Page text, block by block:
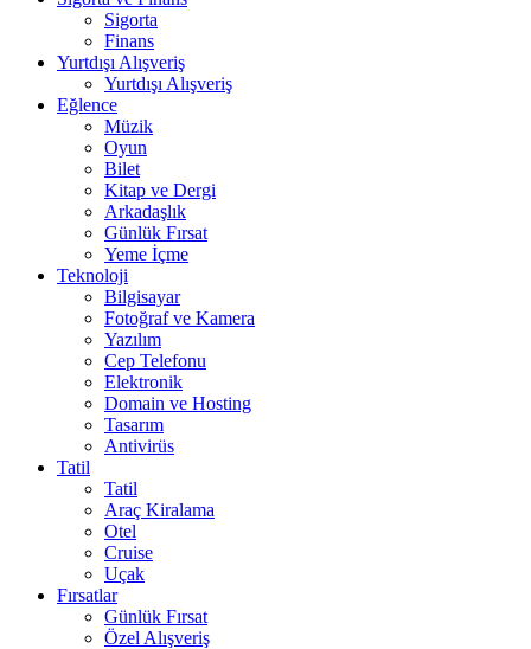
Sigorta
Finans
Yurtdışı Alışveriş
Yurtdışı Alışveriş
Eğlence
Müzik
Oyun
Bilet
Kitap ve Dergi
Arkadaşlık
Günlük Fırsat
Yeme İçme
Teknoloji
Bilgisayar
Fotoğraf ve Kamera
Yazılım
Cep Telefonu
Elektronik
Domain ve Hosting
Tasarım
Antivirüs
Tatil
Tatil
Araç Kiralama
Otel
Cruise
Uçak
Fırsatlar
Günlük Fırsat
Özel Alışveriş